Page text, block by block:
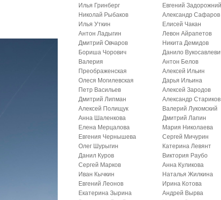
Илья Гринберг
Николай Рыбаков
Илья Уткин
Антон Ладыгин
Дмитрий Овчаров
Бориша Чорович
Валерия
Преображенская
Олеся Могилевская
Петр Васильев
Дмитрий Липман
Алексей Полищук
Анна Шаленкова
Елена Мерцалова
Евгения Чернышева
Олег Шурыгин
Данил Куров
Сергей Марков
Иван Кычкин
Евгений Леонов
Екатерина Зырина
Евгений
Александр Сафаров
Елисей Чакан
Левон Айрапетов
Никита Демидов
Данило
Антон Белов
Алексей Ильин
Дарья Ильина
Алексей Зародов
Александр Стариков
Валерий Лукомский
Дмитрий Лапин
Мария Николаева
Сергей Мичурин
Катерина Левянт
Виктория Раубо
Анна Куликова
Наталья Жилкина
Ирина Котова
Андрей Вырва